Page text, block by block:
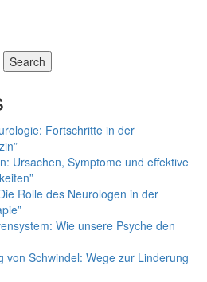
Search
Fortschritte in der
Ursachen, Symptome und effektive
Rolle des Neurologen in der
Wie unsere Psyche den
von Schwindel: Wege zur Linderung